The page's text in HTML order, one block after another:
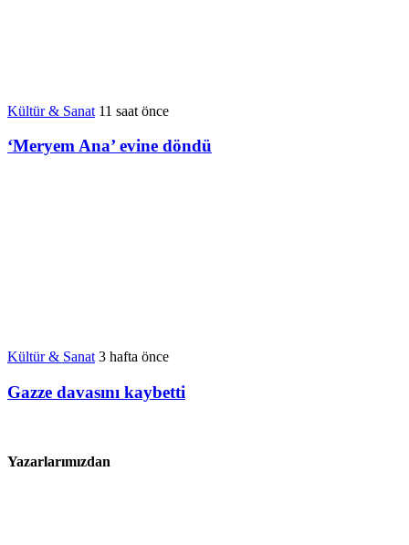
Kültür & Sanat 11 saat önce
‘Meryem Ana’ evine döndü
Kültür & Sanat 3 hafta önce
Gazze davasını kaybetti
Yazarlarımızdan